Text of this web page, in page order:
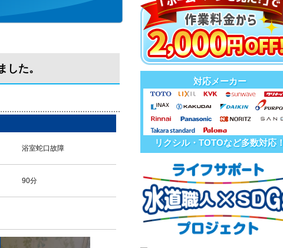
た。
浴室蛇口故障
90分
対応メーカー
リクシル・TOTOなど多数対応！